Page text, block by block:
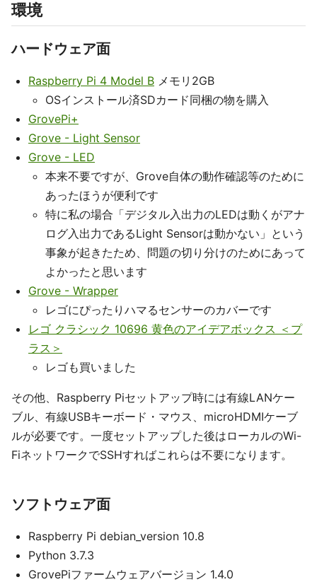
環境
ハードウェア面
Raspberry Pi 4 Model B メモリ2GB
OSインストール済SDカード同梱の物を購入
GrovePi+
Grove - Light Sensor
Grove - LED
本来不要ですが、Grove自体の動作確認等のために
あったほうが便利です
特に私の場合「デジタル入出力のLEDは動くがアナ
ログ入出力であるLight Sensorは動かない」という
事象が起きたため、問題の切り分けのためにあって
よかったと思います
Grove - Wrapper
レゴにぴったりハマるセンサーのカバーです
レゴ クラシック 10696 黄色のアイデアボックス ＜プ
ラス＞
レゴも買いました
その他、Raspberry Piセットアップ時には有線LANケー
ブル、有線USBキーボード・マウス、microHDMIケーブ
ルが必要です。一度セットアップした後はローカルのWi-
FiネットワークでSSHすればこれらは不要になります。
ソフトウェア面
Raspberry Pi debian_version 10.8
Python 3.7.3
GrovePiファームウェアバージョン 1.4.0